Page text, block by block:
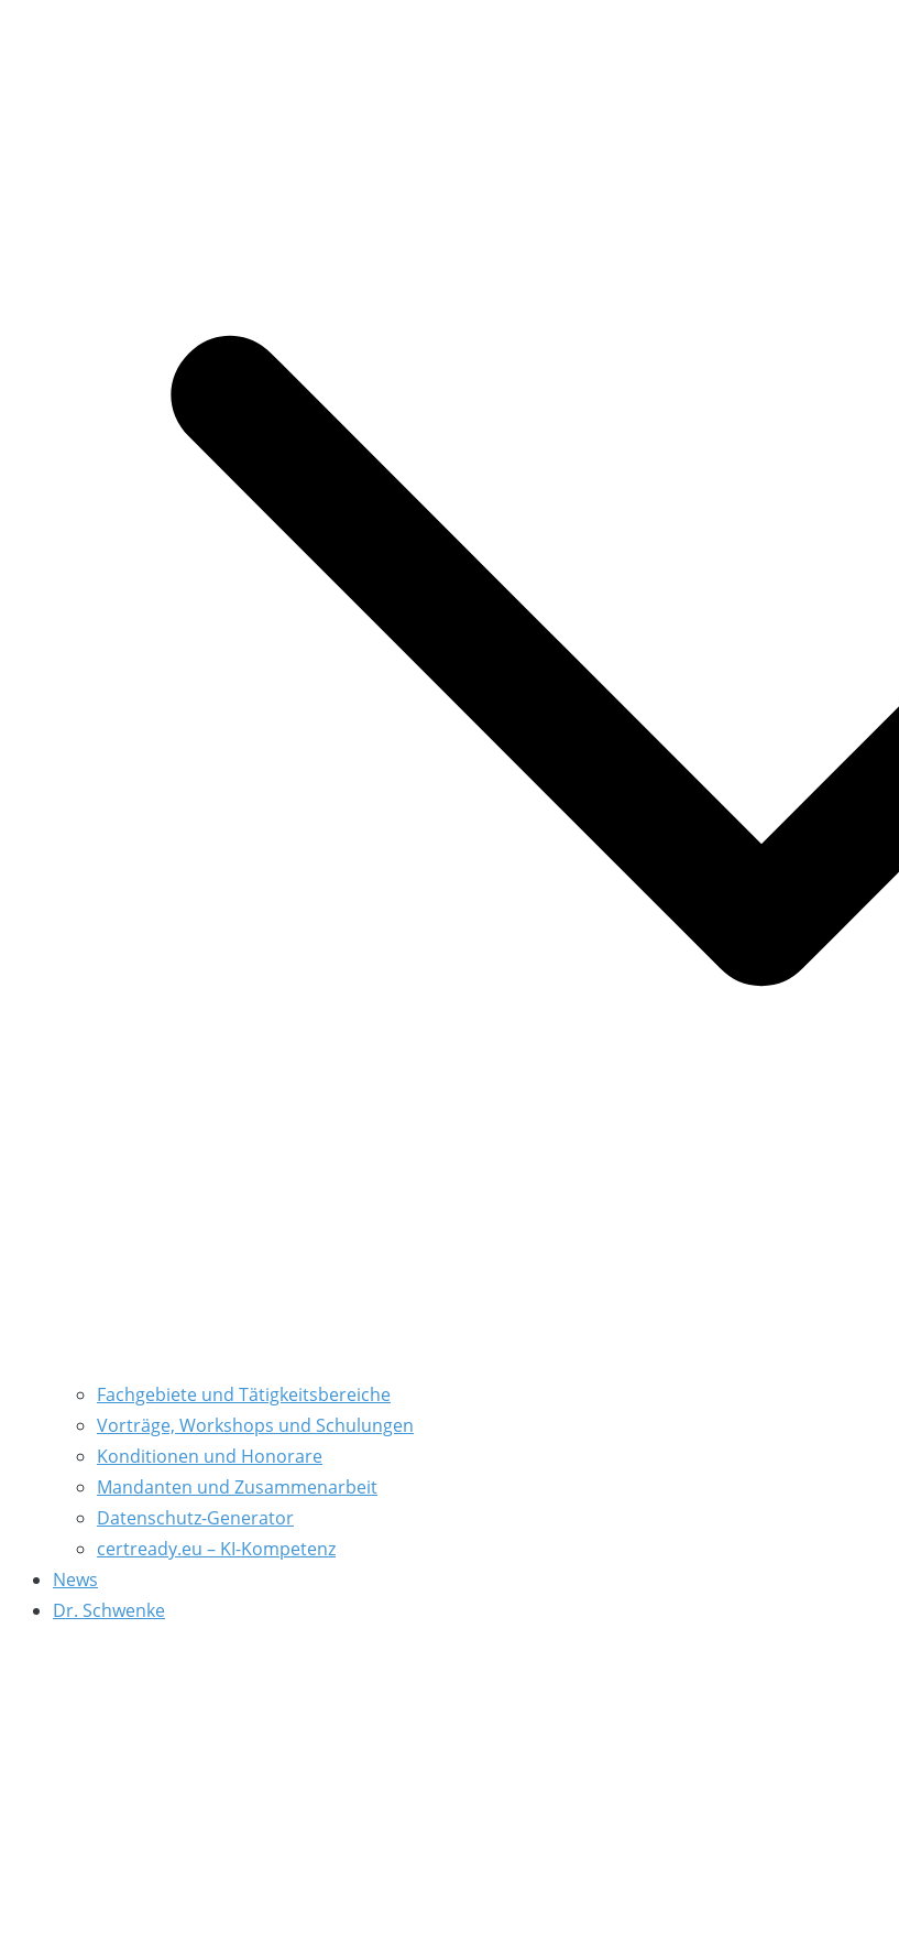
Fachgebiete und Tätigkeitsbereiche
Vorträge, Workshops und Schulungen
Konditionen und Honorare
Mandanten und Zusammenarbeit
Datenschutz-Generator
certready.eu – KI-Kompetenz
News
Dr. Schwenke